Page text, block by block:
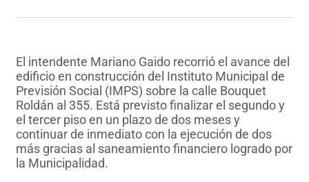
El intendente Mariano Gaido recorrió el avance del
edificio en construcción del Instituto Municipal de
Previsión Social (IMPS) sobre la calle Bouquet
Roldán al 355. Está previsto finalizar el segundo y
el tercer piso en un plazo de dos meses y
continuar de inmediato con la ejecución de dos
más gracias al saneamiento financiero logrado por
la Municipalidad.